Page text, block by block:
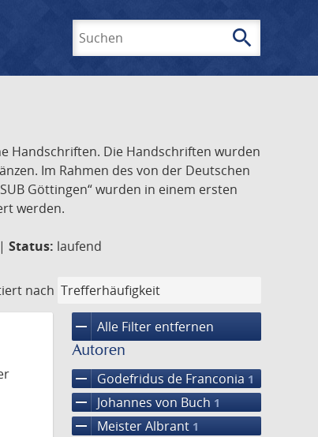
search
Handschriften. Die Handschriften wurden
Im Rahmen des von der Deutschen
Göttingen“ wurden in einem ersten
werden.
Status: laufend
nach
remove Alle Filter entfernen
Autoren
remove Godefridus de Franconia 1
remove Johannes von Buch 1
remove Meister Albrant 1